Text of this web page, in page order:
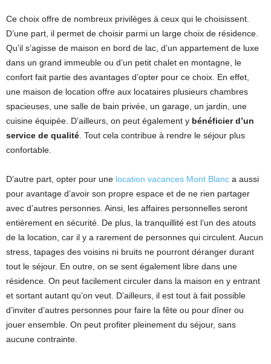
Ce choix offre de nombreux privilèges à ceux qui le choisissent.
D’une part, il permet de choisir parmi un large choix de résidence.
Qu’il s’agisse de maison en bord de lac, d’un appartement de luxe
dans un grand immeuble ou d’un petit chalet en montagne, le
confort fait partie des avantages d’opter pour ce choix. En effet,
une maison de location offre aux locataires plusieurs chambres
spacieuses, une salle de bain privée, un garage, un jardin, une
cuisine équipée. D’ailleurs, on peut également y bénéficier d’un
service de qualité. Tout cela contribue à rendre le séjour plus
confortable.
D’autre part, opter pour une location vacances Mont Blanc a aussi
pour avantage d’avoir son propre espace et de ne rien partager
avec d’autres personnes. Ainsi, les affaires personnelles seront
entièrement en sécurité. De plus, la tranquillité est l’un des atouts
de la location, car il y a rarement de personnes qui circulent. Aucun
stress, tapages des voisins ni bruits ne pourront déranger durant
tout le séjour. En outre, on se sent également libre dans une
résidence. On peut facilement circuler dans la maison en y entrant
et sortant autant qu’on veut. D’ailleurs, il est tout à fait possible
d’inviter d’autres personnes pour faire la fête ou pour dîner ou
jouer ensemble. On peut profiter pleinement du séjour, sans
aucune contrainte.